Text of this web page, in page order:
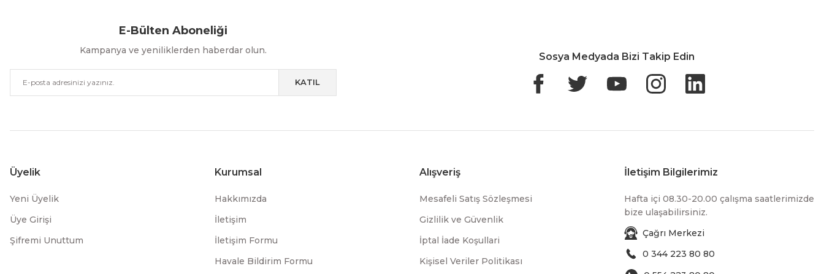
E-Bülten Aboneliği
Kampanya ve yeniliklerden haberdar olun.
KATIL
Sosya Medyada Bizi Takip Edin
Üyelik
Yeni Üyelik
Üye Girişi
Şifremi Unuttum
Kurumsal
Hakkımızda
İletişim
İletişim Formu
Havale Bildirim Formu
Alışveriş
Mesafeli Satış Sözleşmesi
Gizlilik ve Güvenlik
İptal İade Koşullari
Kişisel Veriler Politikası
İletişim Bilgilerimiz
Hafta içi 08.30-20.00 çalışma saatlerimizde
bize ulaşabilirsiniz.
Çağrı Merkezi
0 344 223 80 80